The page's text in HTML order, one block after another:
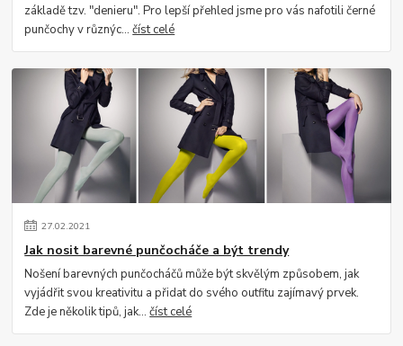
základě tzv. "denieru". Pro lepší přehled jsme pro vás nafotili černé
punčochy v různýc...číst celé
27.02.2021
Jak nosit barevné punčocháče a být trendy
Nošení barevných punčocháčů může být skvělým způsobem, jak
vyjádřit svou kreativitu a přidat do svého outfitu zajímavý prvek.
Zde je několik tipů, jak...číst celé